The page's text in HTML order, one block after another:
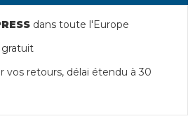
dans toute l'Europe
gratuit
vos retours, délai étendu à 30